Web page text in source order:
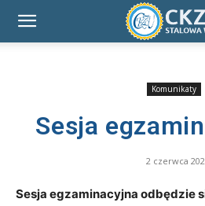
Komunikaty
Sesja
2 czerwca
Sesja egzaminacyjna odbędzie